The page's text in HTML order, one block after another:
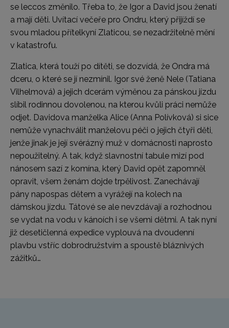
se leccos změnilo. Třeba to, že Igor a David jsou ženatí
a mají děti. Uvítací večeře pro Ondru, který přijíždí se
svou mladou přítelkyní Zlaticou, se nezadržitelně mění
v katastrofu.
Zlatica, která touží po dítěti, se dozvídá, že Ondra má
dceru, o které se jí nezmínil. Igor své ženě Nele (Tatiana
Vilhelmová) a jejich dcerám výměnou za pánskou jízdu
slíbil rodinnou dovolenou, na kterou kvůli práci nemůže
odjet. Davidova manželka Alice (Anna Polívková) si sice
nemůže vynachválit manželovu péči o jejich čtyři děti,
jenže jinak je její svérázný muž v domácnosti naprosto
nepoužitelný. A tak, když slavnostní tabule mizí pod
nánosem sazí z komína, který David opět zapomněl
opravit, všem ženám dojde trpělivost. Zanechávají
pány napospas dětem a vyrážejí na kolech na
dámskou jízdu. Tátové se ale nevzdávají a rozhodnou
se vydat na vodu v kánoích i se všemi dětmi. A tak nyní
již desetičlenná expedice vyplouvá na dvoudenní
plavbu vstříc dobrodružstvím a spoustě bláznivých
zážitků…